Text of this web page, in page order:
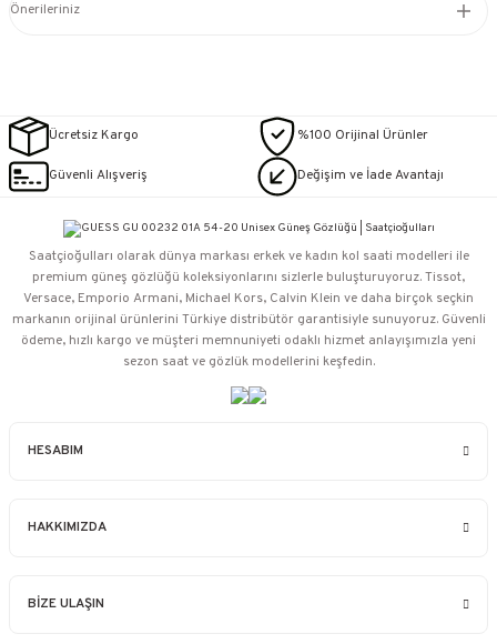
Önerileriniz
Ücretsiz Kargo %100 Orijinal Ürünler
Güvenli Alışveriş Değişim ve İade Avantajı
HESABIM
HAKKIMIZDA
BİZE ULAŞIN
Saatçioğulları⁠ olarak dünya markası erkek ve kadın kol saati modelleri ile
premium güneş gözlüğü koleksiyonlarını sizlerle buluşturuyoruz. Tissot,
Versace, Emporio Armani, Michael Kors, Calvin Klein ve daha birçok seçkin
markanın orijinal ürünlerini Türkiye distribütör garantisiyle sunuyoruz. Güvenli
ödeme, hızlı kargo ve müşteri memnuniyeti odaklı hizmet anlayışımızla yeni
sezon saat ve gözlük modellerini keşfedin.